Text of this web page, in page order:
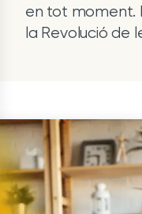
en tot moment.
la Revolució de